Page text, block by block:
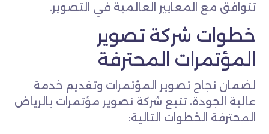
تتوافق مع المعايير العالمية في التصوير.
خطوات شركة تصوير
المؤتمرات المحترفة
لضمان نجاح تصوير المؤتمرات وتقديم خدمة
عالية الجودة، تتبع شركة تصوير مؤتمرات بالرياض
المحترفة الخطوات التالية: